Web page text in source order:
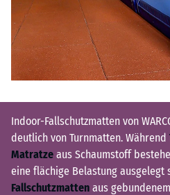
Indoor-Fallschutzmatten von
deutlich von Turnmatten. Während
Matratze aus Schaumstoff
eine flächige Belastung ausgelegt
Fallschutzmatten aus